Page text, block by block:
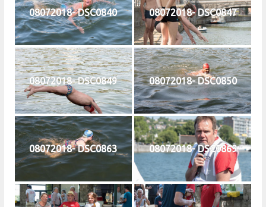
08072018- DSC0840 08072018- DSC0847
08072018- DSC0849 08072018- DSC0850
08072018- DSC0863 08072018- DSC0869